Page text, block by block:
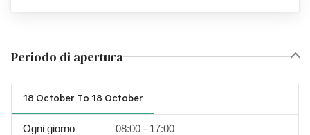
Periodo di apertura
18 October To 18 October
Ogni giorno 08:00 - 17:00